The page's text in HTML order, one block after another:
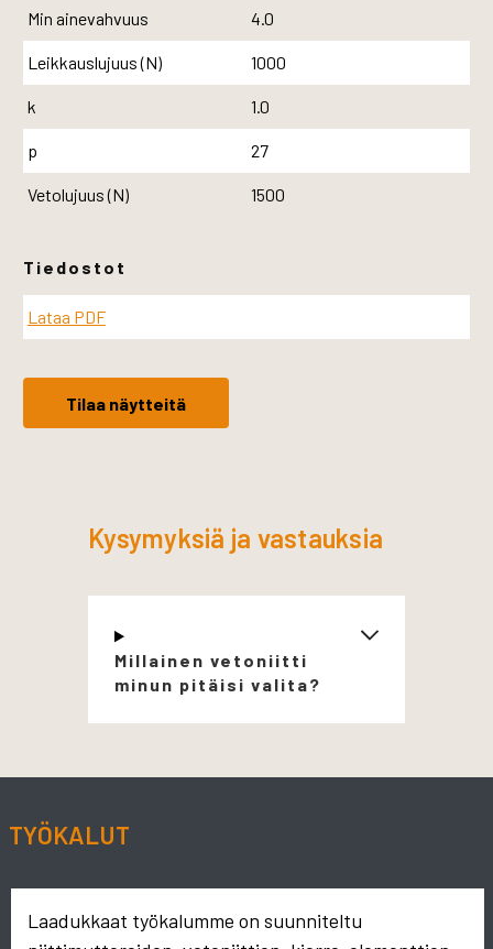
Min ainevahvuus 4.0
Leikkauslujuus (N) 1000
k 1.0
p 27
Vetolujuus (N) 1500
Tiedostot
Lataa PDF
Tilaa näytteitä
Kysymyksiä ja vastauksia
Millainen vetoniitti
minun pitäisi valita?
TYÖKALUT
Laadukkaat työkalumme on suunniteltu